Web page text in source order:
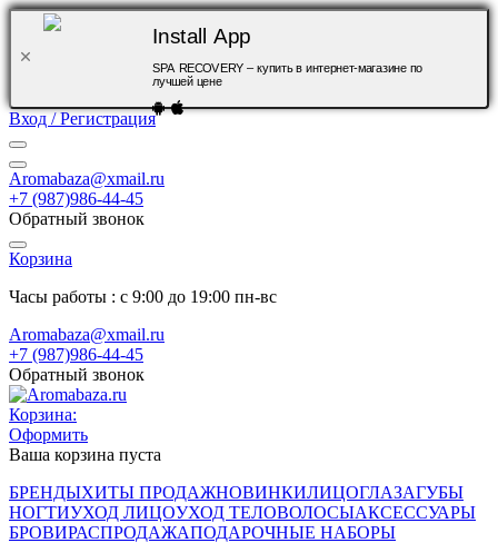
Install App
SPA RECOVERY – купить в интернет-магазине по
лучшей цене
Вход / Регистрация
Aromabaza@xmail.ru
+7 (987)986-44-45
Обратный звонок
Корзина
Часы работы : с 9:00 до 19:00 пн-вс
Aromabaza@xmail.ru
+7 (987)986-44-45
Обратный звонок
Корзина:
Оформить
Ваша корзина пуста
БРЕНДЫХИТЫ ПРОДАЖНОВИНКИЛИЦОГЛАЗАГУБЫ
НОГТИУХОД ЛИЦОУХОД ТЕЛОВОЛОСЫАКСЕССУАРЫ
БРОВИРАСПРОДАЖАПОДАРОЧНЫЕ НАБОРЫ